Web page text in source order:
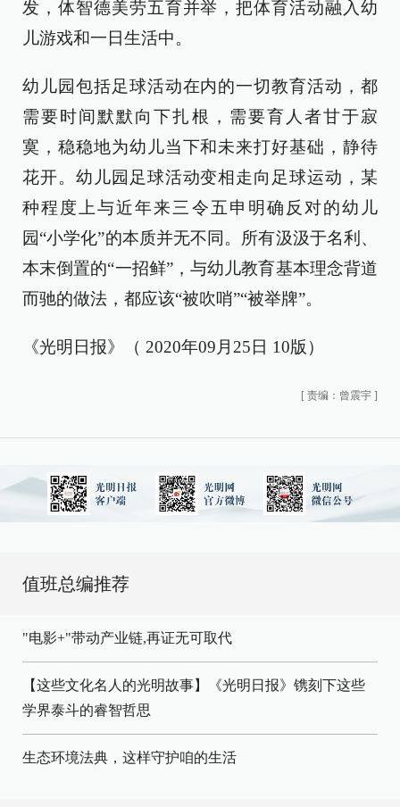
发，体智德美劳五育并举，把体育活动融入幼
儿游戏和一日生活中。
幼儿园包括足球活动在内的一切教育活动，都
需要时间默默向下扎根，需要育人者甘于寂
寞，稳稳地为幼儿当下和未来打好基础，静待
花开。幼儿园足球活动变相走向足球运动，某
种程度上与近年来三令五申明确反对的幼儿
园“小学化”的本质并无不同。所有汲汲于名利、
本末倒置的“一招鲜”，与幼儿教育基本理念背道
而驰的做法，都应该“被吹哨”“被举牌”。
《光明日报》（ 2020年09月25日 10版）
[ 责编：曾震宇 ]
值班总编推荐
"电影+"带动产业链,再证无可取代
【这些文化名人的光明故事】《光明日报》镌刻下这些
学界泰斗的睿智哲思
生态环境法典，这样守护咱的生活